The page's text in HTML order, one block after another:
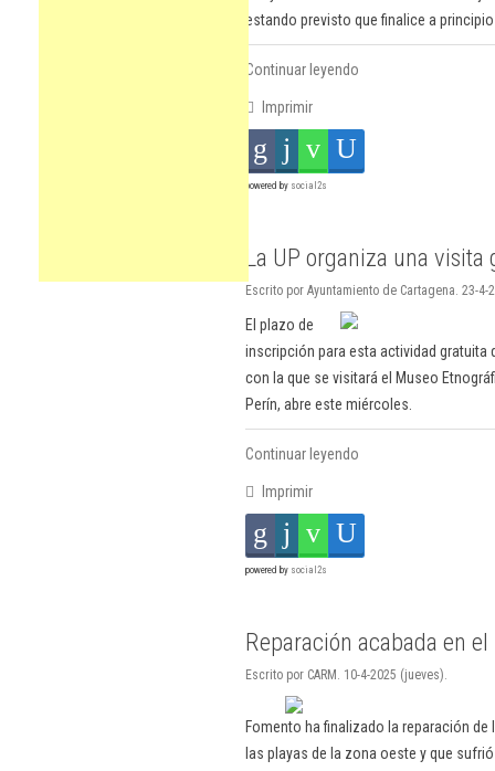
estando previsto que finalice a
Continuar leyendo
Imprimir
powered by social2s
La UP organiza una visita
Escrito por Ayuntamiento de Cartagena. 23-
El plazo de
inscripción para esta actividad gratuita
con la que se visitará el Museo
Perín, abre este miércoles.
Continuar leyendo
Imprimir
powered by social2s
Reparación acabada en el
Escrito por CARM. 10-4-2025 (jueves).
Fomento ha finalizado la reparación
las playas de la zona oeste y que